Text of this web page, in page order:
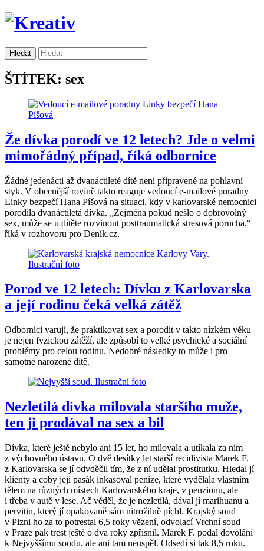
ŠTÍTEK: sex
Že dívka porodí ve 12 letech? Jde o velmi
mimořádný případ, říká odbornice
Žádné jedenácti až dvanáctileté dítě není připravené na pohlavní
styk. V obecnější rovině takto reaguje vedoucí e-mailové poradny
Linky bezpečí Hana Píšová na situaci, kdy v karlovarské nemocnici
porodila dvanáctiletá dívka. „Zejména pokud nešlo o dobrovolný
sex, může se u dítěte rozvinout posttraumatická stresová porucha,“
říká v rozhovoru pro Deník.cz.
Porod ve 12 letech: Dívku z Karlovarska
a její rodinu čeká velká zátěž
Odborníci varují, že praktikovat sex a porodit v takto nízkém věku
je nejen fyzickou zátěží, ale způsobí to velké psychické a sociální
problémy pro celou rodinu. Nedobré následky to může i pro
samotné narozené dítě.
Nezletilá dívka milovala staršího muže,
ten ji prodával na sex a bil
Dívka, které ještě nebylo ani 15 let, ho milovala a utíkala za ním
z výchovného ústavu. O dvě desítky let starší recidivista Marek F.
z Karlovarska se jí odvděčil tím, že z ní udělal prostitutku. Hledal jí
klienty a coby její pasák inkasoval peníze, které vydělala vlastním
tělem na různých místech Karlovarského kraje, v penzionu, ale
i třeba v autě v lese. Ač věděl, že je nezletilá, dával jí marihuanu a
pervitin, který jí opakovaně sám nitrožilně píchl. Krajský soud
v Plzni ho za to potrestal 6,5 roky vězení, odvolací Vrchní soud
v Praze pak trest ještě o dva roky zpřísnil. Marek F. podal dovolání
k Nejvyššímu soudu, ale ani tam neuspěl. Odsedí si tak 8,5 roku.